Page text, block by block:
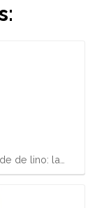
de lino: la…